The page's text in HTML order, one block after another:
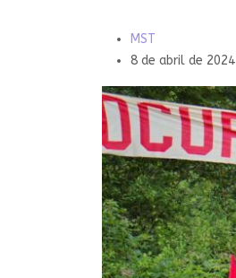
MST
8 de abril de 2024